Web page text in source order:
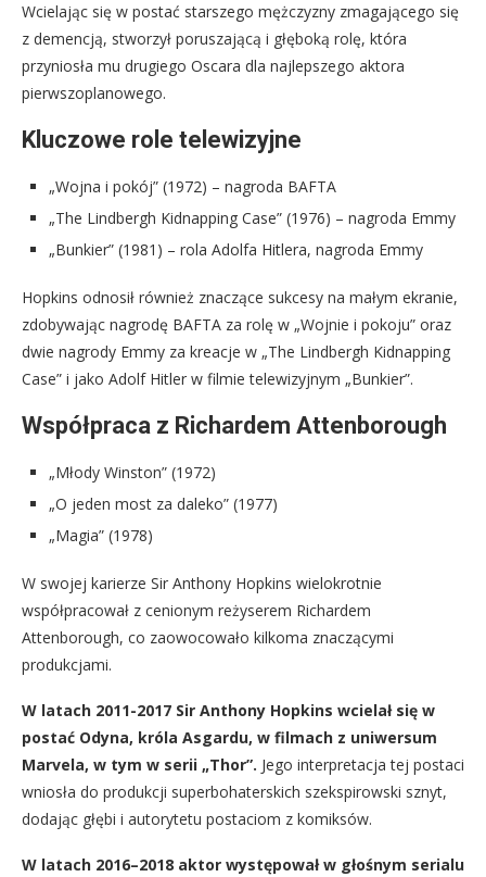
Wcielając się w postać starszego mężczyzny zmagającego się
z demencją, stworzył poruszającą i głęboką rolę, która
przyniosła mu drugiego Oscara dla najlepszego aktora
pierwszoplanowego.
Kluczowe role telewizyjne
„Wojna i pokój” (1972) – nagroda BAFTA
„The Lindbergh Kidnapping Case” (1976) – nagroda Emmy
„Bunkier” (1981) – rola Adolfa Hitlera, nagroda Emmy
Hopkins odnosił również znaczące sukcesy na małym ekranie,
zdobywając nagrodę BAFTA za rolę w „Wojnie i pokoju” oraz
dwie nagrody Emmy za kreacje w „The Lindbergh Kidnapping
Case” i jako Adolf Hitler w filmie telewizyjnym „Bunkier”.
Współpraca z Richardem Attenborough
„Młody Winston” (1972)
„O jeden most za daleko” (1977)
„Magia” (1978)
W swojej karierze Sir Anthony Hopkins wielokrotnie
współpracował z cenionym reżyserem Richardem
Attenborough, co zaowocowało kilkoma znaczącymi
produkcjami.
W latach 2011-2017 Sir Anthony Hopkins wcielał się w
postać Odyna, króla Asgardu, w filmach z uniwersum
Marvela, w tym w serii „Thor”. Jego interpretacja tej postaci
wniosła do produkcji superbohaterskich szekspirowski sznyt,
dodając głębi i autorytetu postaciom z komiksów.
W latach 2016–2018 aktor występował w głośnym serialu